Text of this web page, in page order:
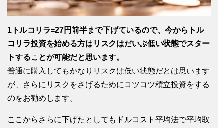
1トルコリラ=27円前半まで下げているので、今からトル
コリラ投資を始める方はリスクはだいぶ低い状態でスター
トすることが可能だと思います。
普通に購入してもかなりリスクは低い状態だとは思います
が、さらにリスクをさげるためにコツコツ積立投資をする
のをお勧めします。
ここからさらに下げたとしてもドルコスト平均法で平均取